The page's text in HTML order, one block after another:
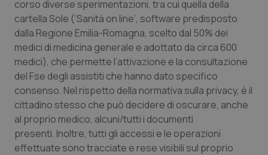
Umbria
Valle D’Aosta
Veneto
Oftalmologia
Oncodermatologia
Oncoematologia
Oncologia & Nutrizione
Psoriasi & pelle
corso diverse sperimentazioni, tra cui quella della
cartella Sole (‘Sanità on line’, software predisposto
dalla Regione Emilia-Romagna, scelto dal 50% dei
medici di medicina generale e adottato da circa 600
medici), che permette l’attivazione e la consultazione
del Fse degli assistiti che hanno dato specifico
consenso. Nel rispetto della normativa sulla privacy, è il
cittadino stesso che può decidere di oscurare, anche
al proprio medico, alcuni/tutti i documenti
presenti. Inoltre, tutti gli accessi e le operazioni
effettuate sono tracciate e rese visibili sul proprio